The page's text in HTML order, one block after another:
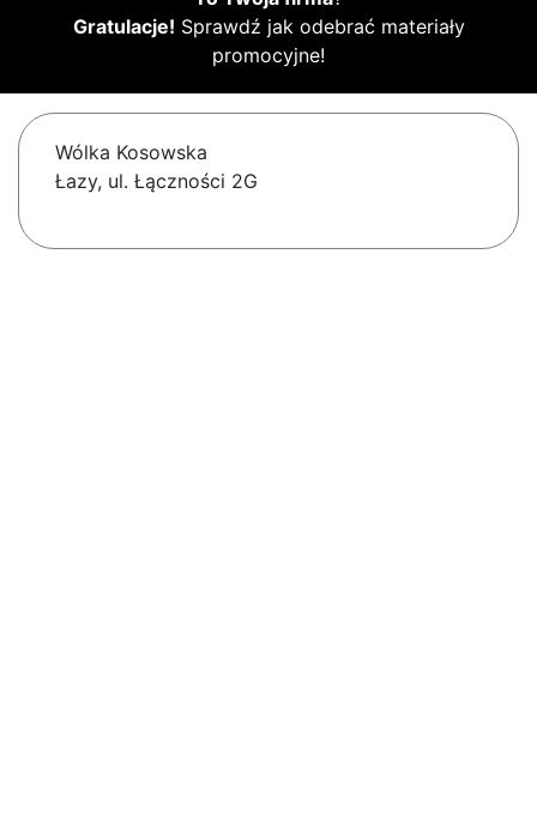
Gratulacje! Sprawdź jak odebrać materiały
promocyjne!
Wólka Kosowska
Łazy, ul. Łączności 2G